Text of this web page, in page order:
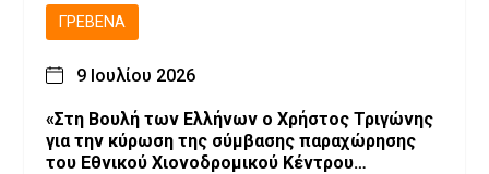
ΓΡΕΒΕΝΆ
9 Ιουλίου 2026
«Στη Βουλή των Ελλήνων ο Χρήστος Τριγώνης
για την κύρωση της σύμβασης παραχώρησης
του Εθνικού Χιονοδρομικού Κέντρου